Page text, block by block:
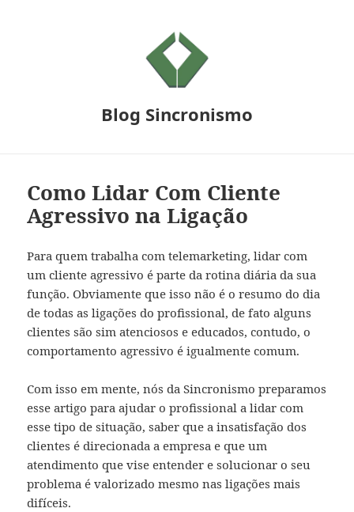
Blog Sincronismo
Como Lidar Com Cliente
Agressivo na Ligação
Para quem trabalha com telemarketing, lidar com
um cliente agressivo é parte da rotina diária da sua
função. Obviamente que isso não é o resumo do dia
de todas as ligações do profissional, de fato alguns
clientes são sim atenciosos e educados, contudo, o
comportamento agressivo é igualmente comum.
Com isso em mente, nós da Sincronismo preparamos
esse artigo para ajudar o profissional a lidar com
esse tipo de situação, saber que a insatisfação dos
clientes é direcionada a empresa e que um
atendimento que vise entender e solucionar o seu
problema é valorizado mesmo nas ligações mais
difíceis.